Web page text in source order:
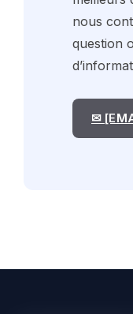
nous
question
✉